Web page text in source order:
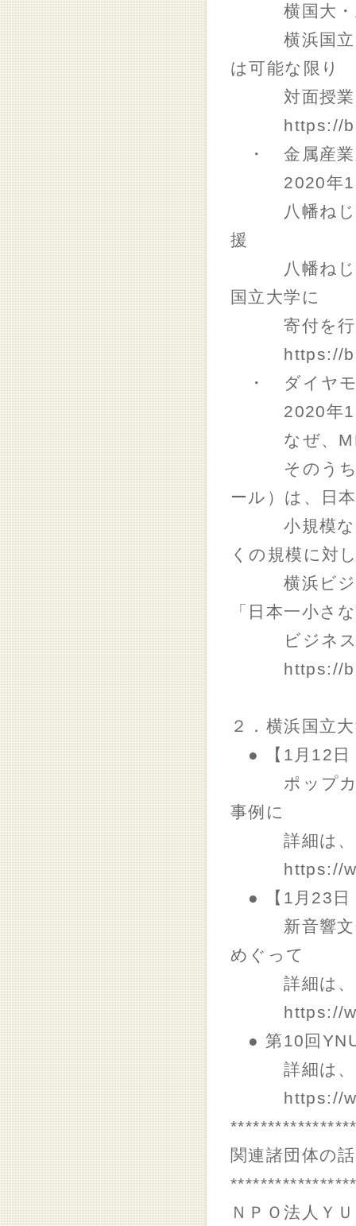
横国大・上
横浜国立大
は可能な限り
対面授業を
https://
・ 金属産業
2020年12
八幡ねじ、
援
八幡ねじ（
国立大学に
寄付を行い
https://
・ ダイヤモ
2020年12
なぜ、MBA
そのうちの
ール）は、日
小規模な
くの規模に対
横浜ビジネ
「日本一小さな
ビジネス
https://
２．横浜国立
● 【1月12日
ポップカル
事例に
詳細は、下
https://
● 【1月23日
新音響文化
めぐって
詳細は、下
https://
● 第10回
詳細は、下
https://
関連諸団体の
ＮＰＯ法人Ｙ